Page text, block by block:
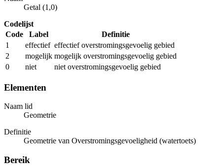
Getal (1,0)
Codelijst
Code
Label
Definitie
1
effectief effectief overstromingsgevoelig gebied
2
mogelijk mogelijk overstromingsgevoelig gebied
0
niet niet overstromingsgevoelig gebied
Elementen
Naam lid
Geometrie
Definitie
Geometrie van Overstromingsgevoeligheid (watertoets)
Bereik